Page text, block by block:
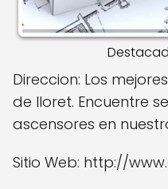
Direccion: Los
de lloret. Encuentre
ascensores en
Sitio Web: http://